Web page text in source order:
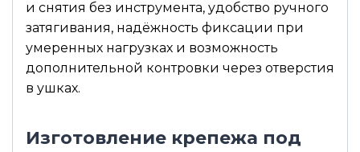
и снятия без инструмента, удобство ручного
затягивания, надёжность фиксации при
умеренных нагрузках и возможность
дополнительной контровки через отверстия
в ушках.
Изготовление крепежа под